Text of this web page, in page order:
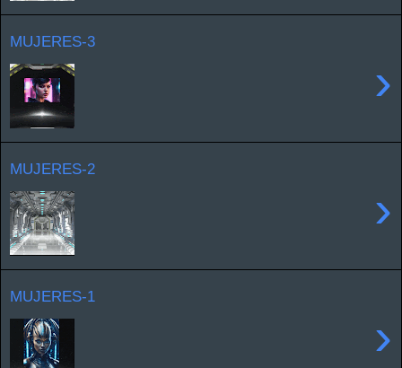
MUJERES-3
›
MUJERES-2
›
MUJERES-1
›